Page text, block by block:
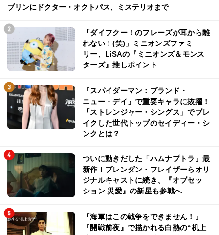
ブリンにドクター・オクトパス、ミステリオまで
「ダイフクー！のフレーズが耳から離
れない！(笑)」ミニオンズファミ
リー、LiSAの『ミニオンズ＆モンス
ターズ』推しポイント
『スパイダーマン：ブランド・
ニュー・デイ』で重要キャラに抜擢！
「ストレンジャー・シングス」でブレ
イクした世代トップのセイディー・シ
ンクとは？
ついに動きだした「ハムナプトラ」最
新作！ブレンダン・フレイザーらオリ
ジナルキャストに続き、『オブセッ
ション 災愛』の新星も参戦へ
「海軍はこの戦争をできません！」
『開戦前夜』で描かれる白熱の“机上